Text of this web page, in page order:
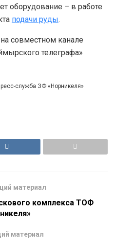
оборудование – в работе
подачи руды.
совместном канале
телеграфа»
служба ЗФ «Норникеля»
материал
комплекса ТОФ
материал